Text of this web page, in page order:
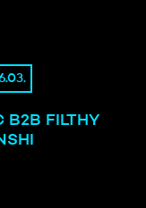
B2B FILTHY